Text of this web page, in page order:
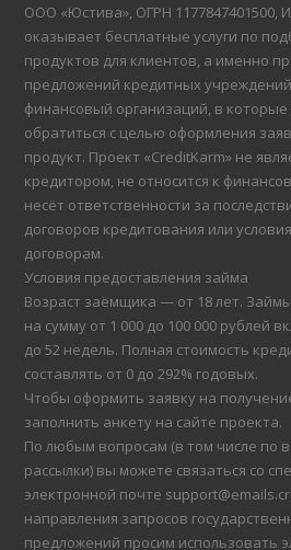
ООО «Юстива», ОГРН 1177847401500,
оказывает бесплатные услуги по
продуктов для клиентов, а именно
предложений кредитных
финансовый организаций, в
обратиться с целью оформления
продукт. Проект «CreditKarm» не
кредитором, не относится к
несёт ответственности за
договоров кредитования или
договорам.
Условия предоставления займа
Возраст заёмщика — от 18 лет.
на сумму от 1 000 до 100 000 рублей
до 52 недель. Полная стоимость
составлять от 0 до 292% годовых.
Чтобы оформить заявку на
заполнить анкету на сайте проекта.
По любым вопросам (в том числе по
рассылки) вы можете связаться со
электронной почте
направления запросов
предложений просим использовать